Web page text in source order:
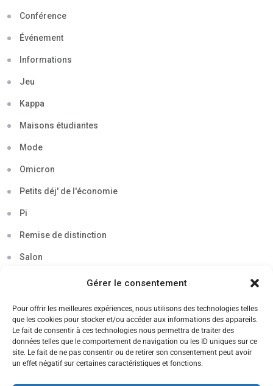
Gérer le consentement
Pour offrir les meilleures expériences, nous utilisons des technologies telles
que les cookies pour stocker et/ou accéder aux informations des appareils.
Le fait de consentir à ces technologies nous permettra de traiter des
données telles que le comportement de navigation ou les ID uniques sur ce
site. Le fait de ne pas consentir ou de retirer son consentement peut avoir
un effet négatif sur certaines caractéristiques et fonctions.
Conférence
Événement
Informations
Jeu
Kappa
Maisons étudiantes
Mode
Omicron
Petits déj' de l'économie
Pi
Remise de distinction
Salon
Soirée
Sortie découverte
Tau